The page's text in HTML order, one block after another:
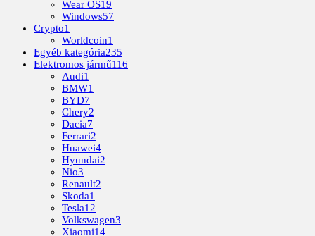
Wear OS19
Windows57
Crypto1
Worldcoin1
Egyéb kategória235
Elektromos jármű116
Audi1
BMW1
BYD7
Chery2
Dacia7
Ferrari2
Huawei4
Hyundai2
Nio3
Renault2
Skoda1
Tesla12
Volkswagen3
Xiaomi14